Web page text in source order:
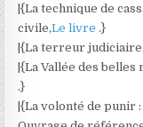
|{La technique de
civile,Le livre .}
|{La terreur
|{La Vallée des
.}
|{La volonté de punir